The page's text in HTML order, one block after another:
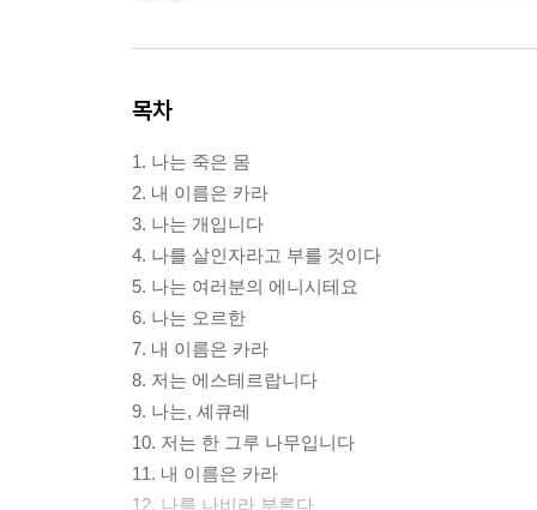
목차
1. 나는 죽은 몸
2. 내 이름은 카라
3. 나는 개입니다
4. 나를 살인자라고 부를 것이다
5. 나는 여러분의 에니시테요
6. 나는 오르한
7. 내 이름은 카라
8. 저는 에스테르랍니다
9. 나는, 셰큐레
10. 저는 한 그루 나무입니다
11. 내 이름은 카라
12. 나를 나비라 부른다